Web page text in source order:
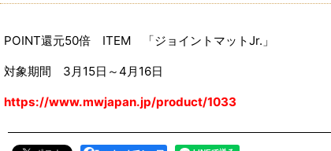
POINT還元50倍 ITEM 「ジョイントマットJr.」
対象期間 3月15日～4月16日
https://www.mwjapan.jp/product/1033